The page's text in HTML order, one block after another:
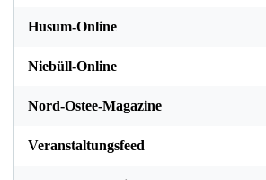
Husum-Online
Niebüll-Online
Nord-Ostee-Magazine
Veranstaltungsfeed